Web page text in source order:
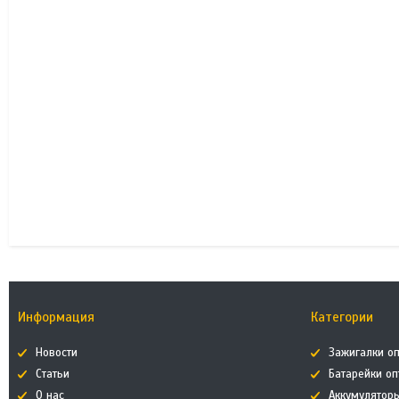
Информация
Новости
Статьи
О нас
Категории
Зажигалки
Батарейки